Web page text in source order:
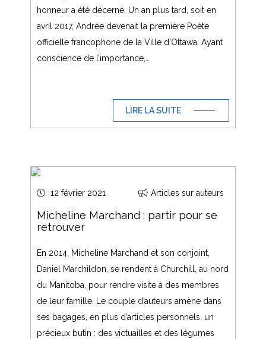
honneur a été décerné. Un an plus tard, soit en
avril 2017, Andrée devenait la première Poète
officielle francophone de la Ville d’Ottawa. Ayant
conscience de l’importance,…
LIRE LA SUITE
12 février 2021 Articles sur auteurs
Micheline Marchand : partir pour se
retrouver
En 2014, Micheline Marchand et son conjoint,
Daniel Marchildon, se rendent à Churchill, au nord
du Manitoba, pour rendre visite à des membres
de leur famille. Le couple d’auteurs amène dans
ses bagages, en plus d’articles personnels, un
précieux butin : des victuailles et des légumes